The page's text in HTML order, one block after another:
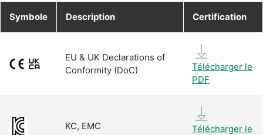
Symbole Description Certification
EU & UK Declarations of
Conformity (DoC)
Télécharger le
PDF
KC, EMC
Télécharger le